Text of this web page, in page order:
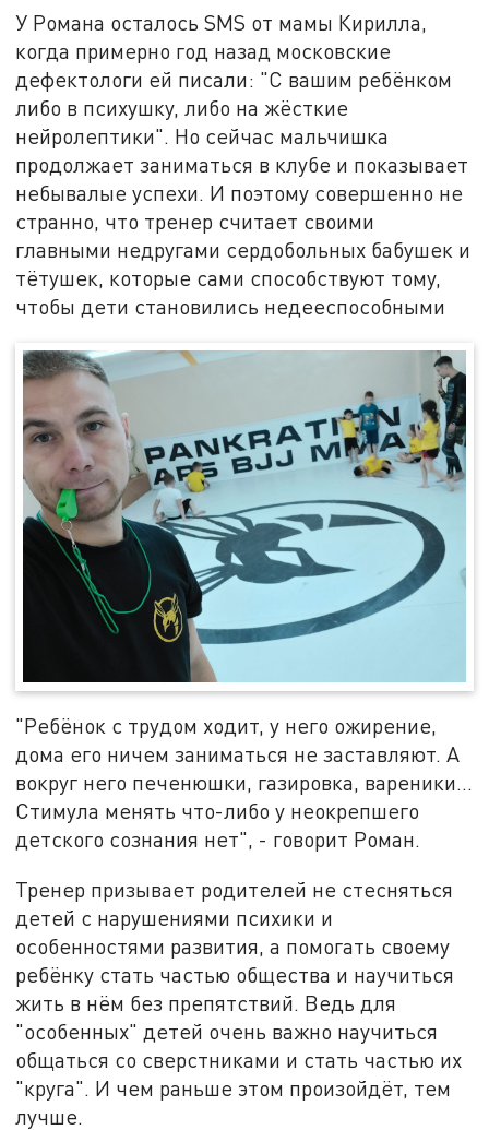
У Романа осталось SMS от мамы Кирилла,
когда примерно год назад московские
дефектологи ей писали: "С вашим ребёнком
либо в психушку, либо на жёсткие
нейролептики". Но сейчас мальчишка
продолжает заниматься в клубе и показывает
небывалые успехи. И поэтому совершенно не
странно, что тренер считает своими
главными недругами сердобольных бабушек и
тётушек, которые сами способствуют тому,
чтобы дети становились недееспособными
"Ребёнок с трудом ходит, у него ожирение,
дома его ничем заниматься не заставляют. А
вокруг него печенюшки, газировка, вареники…
Стимула менять что-либо у неокрепшего
детского сознания нет", - говорит Роман.
Тренер призывает родителей не стесняться
детей с нарушениями психики и
особенностями развития, а помогать своему
ребёнку стать частью общества и научиться
жить в нём без препятствий. Ведь для
"особенных" детей очень важно научиться
общаться со сверстниками и стать частью их
"круга". И чем раньше этом произойдёт, тем
лучше.